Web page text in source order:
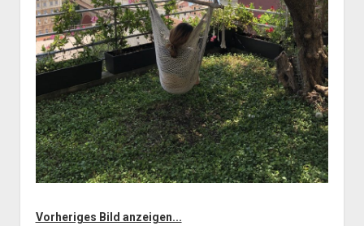
Vorheriges Bild anzeigen...